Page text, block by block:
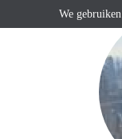
We gebruiken